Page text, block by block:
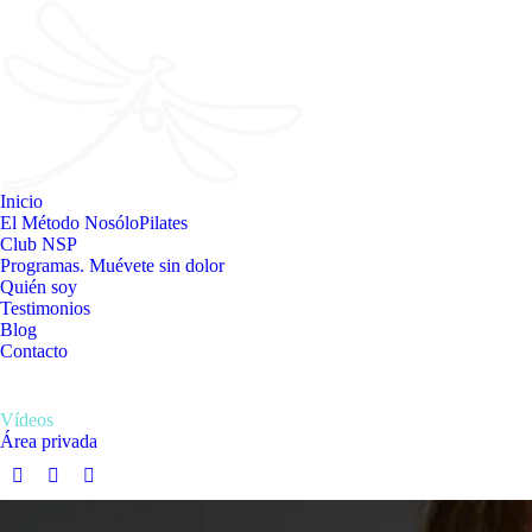
Inicio
El Método NosóloPilates
Club NSP
Programas. Muévete sin dolor
Quién soy
Testimonios
Blog
Contacto
Vídeos
Área privada
Facebook
InstagramYouTube